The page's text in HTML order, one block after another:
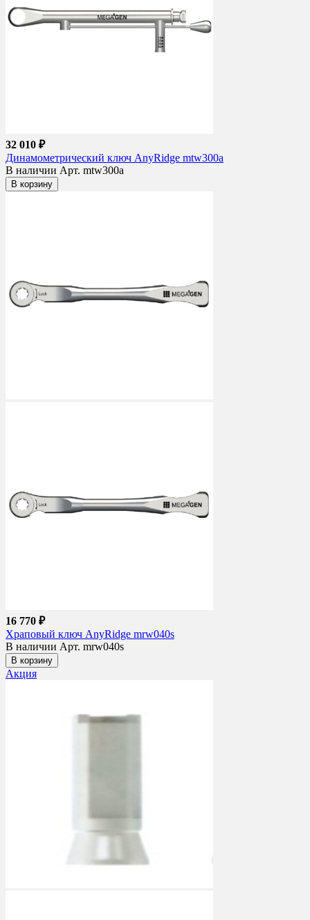
32 010 ₽
Динамометрический ключ AnyRidge mtw300a
В наличии Арт. mtw300a
В корзину
16 770 ₽
Храповый ключ AnyRidge mrw040s
В наличии Арт. mrw040s
В корзину
Акция